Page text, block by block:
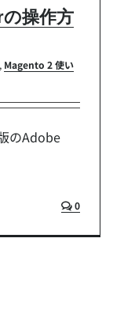
操作方
, Magento 2 使い
のAdobe
0